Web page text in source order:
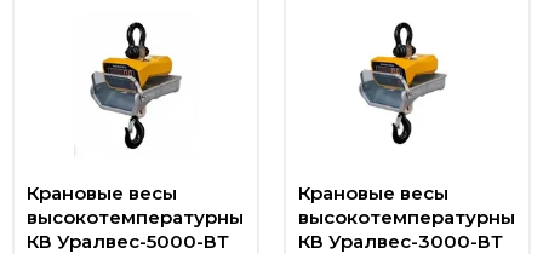
Крановые весы
высокотемпературные
КВ Уралвес-5000-ВТ
Крановые весы
высокотемпературные
КВ Уралвес-3000-ВТ